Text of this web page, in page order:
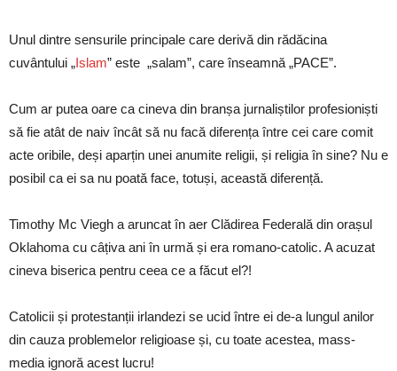
Unul dintre sensurile principale care derivă din rădăcina
cuvântului „Islam” este „salam”, care înseamnă „PACE”.
Cum ar putea oare ca cineva din branșa jurnaliștilor profesioniști
să fie atât de naiv încât să nu facă diferența între cei care comit
acte oribile, deși aparțin unei anumite religii, și religia în sine? Nu e
posibil ca ei sa nu poată face, totuși, această diferență.
Timothy Mc Viegh a aruncat în aer Clădirea Federală din orașul
Oklahoma cu câțiva ani în urmă și era romano-catolic. A acuzat
cineva biserica pentru ceea ce a făcut el?!
Catolicii și protestanții irlandezi se ucid între ei de-a lungul anilor
din cauza problemelor religioase și, cu toate acestea, mass-
media ignoră acest lucru!